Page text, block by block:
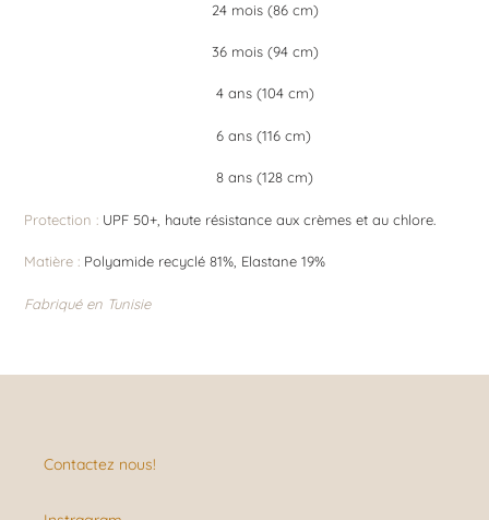
24 mois (86 cm)
36 mois (94 cm)
4 ans (104 cm)
6 ans (116 cm)
8 ans (128 cm)
Protection : UPF 50+, haute résistance aux crèmes et au chlore.
Matière : Polyamide recyclé 81%, Elastane 19%
Fabriqué en Tunisie
Contactez nous!